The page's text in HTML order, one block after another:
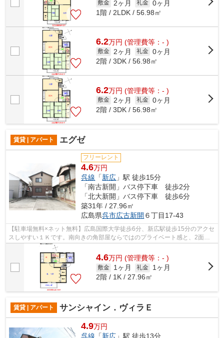
敷金 2ヶ月 礼金 0ヶ月
1階 / 2LDK / 56.98㎡
6.2万円 (管理費等：- )
敷金 2ヶ月 礼金 0ヶ月
2階 / 3DK / 56.98㎡
6.2万円 (管理費等：- )
敷金 2ヶ月 礼金 0ヶ月
2階 / 3DK / 56.98㎡
賃貸 | アパート エグゼ
フリーレント
4.6万円
呉線 「新広 」駅 徒歩15分
「南古新開」バス停下車 徒歩2分
「北大新開」バス停下車 徒歩6分
築31年 / 27.96㎡
広島県呉市広古新開 ６丁目17-43
【駐車場無料×ネット無料】広島国際大学徒歩6分、新広駅徒歩15分のアクセ
スしやすい１Ｋです。南向きの角部屋ならではのプライベート感と、2面採
光で明るく窓を開ければ心地よい風が通...
4.6万円 (管理費等：- )
敷金 1ヶ月 礼金
1ヶ月
2階 / 1K / 27.96㎡
賃貸 | アパート サンシャイン．ヴィラＥ
4.9万円
呉線 「新広 」駅 徒歩13分